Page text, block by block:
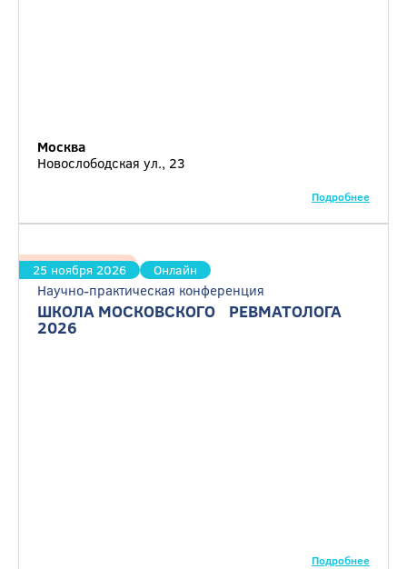
Москва
Новослободская ул., 23
Подробнее
25 ноября 2026 Онлайн
Ревматология
Научно-практическая конференция
ШКОЛА МОСКОВСКОГО РЕВМАТОЛОГА
2026
Подробнее